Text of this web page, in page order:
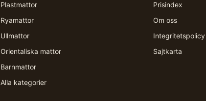
Plastmattor
Ryamattor
Ullmattor
Orientaliska mattor
Barnmattor
Alla kategorier
Prisindex
Om oss
Integritetspolicy
Sajtkarta